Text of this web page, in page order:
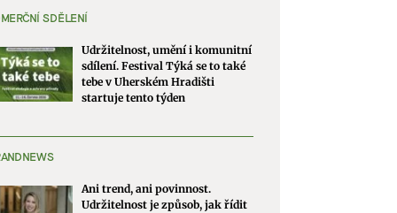
SDĚLENÍ
Udržitelnost, umění i komunitní
sdílení. Festival Týká se to také
tebe v Uherském Hradišti
startuje tento týden
Ani trend, ani povinnost.
Udržitelnost je způsob, jak řídit